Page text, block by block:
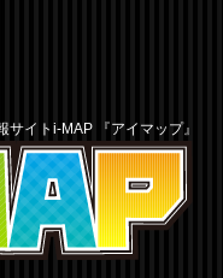
イトi-MAP 『アイマップ』